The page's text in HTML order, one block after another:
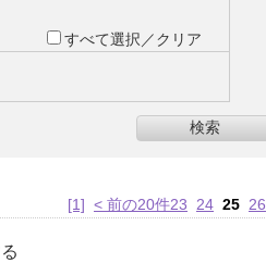
すべて選択／クリア
検索
[1] < 前の20件23 24 25 26